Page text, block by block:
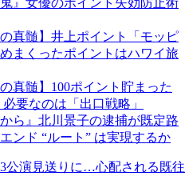
』女優のポイント失効防止術
真髄】井上ポイント「モッピ
まくったポイントはハワイ旅
真髄】100ポイント貯まった
要なのは「出口戦略」
ら』北川景子の逮捕が既定路
ンド “ルート” は実現するか
演見送りに…心配される既往